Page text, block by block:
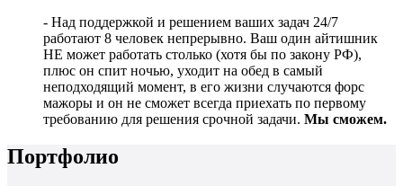
- Над поддержкой и решением ваших задач 24/7
работают 8 человек непрерывно. Ваш один айтишник
НЕ может работать столько (хотя бы по закону РФ),
плюс он спит ночью, уходит на обед в самый
неподходящий момент, в его жизни случаются форс
мажоры и он не сможет всегда приехать по первому
требованию для решения срочной задачи. Мы сможем.
Портфолио